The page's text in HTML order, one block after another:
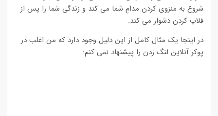
شروع به منزوی کردن مدامِ شما می کند و زندگی شما را پس از
فلاپ کردن دشوار می کند.
در اینجا یک مثال کامل از این دلیل وجود دارد که من اغلب در
پوکر آنلاین لنگ زدن را پیشنهاد نمی کنم: